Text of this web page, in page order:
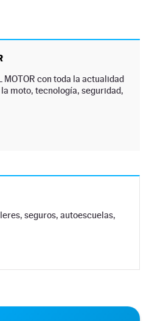
MOTOR con toda la actualidad
moto, tecnología, seguridad,
seguros, autoescuelas,